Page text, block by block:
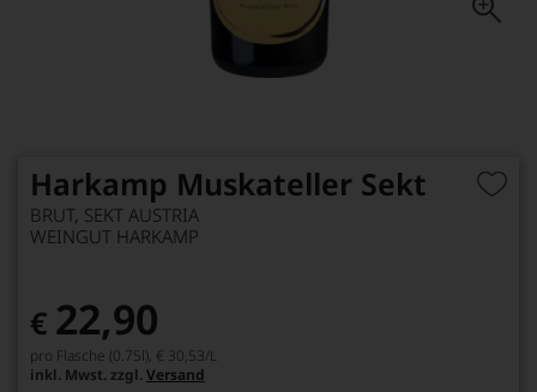
Harkamp Muskateller Sekt
BRUT, SEKT AUSTRIA
WEINGUT HARKAMP
€ 22,90
pro Flasche (0.75l), € 30,53/L
inkl. Mwst. zzgl. Versand